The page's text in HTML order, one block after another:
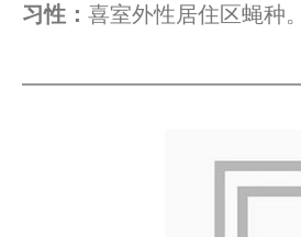
习性： 喜室外性居住区蝇种。